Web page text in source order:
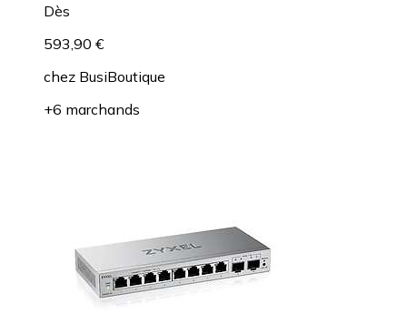
Dès
593,90 €
chez BusiBoutique
+6 marchands